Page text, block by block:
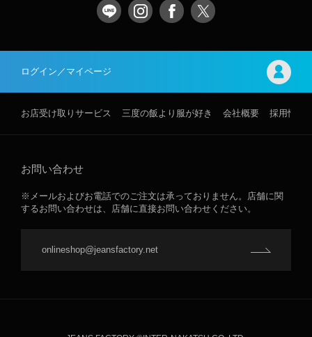
ログイン／マイページ
お店受け取りサービス 三度の飯より服が好き 会社概要 採用情報
お問い合わせ
※メールおよびお電話でのご注文は承っておりません。店舗に関
するお問い合わせは、店舗に直接お問い合わせください。
onlineshop@jeansfactory.net